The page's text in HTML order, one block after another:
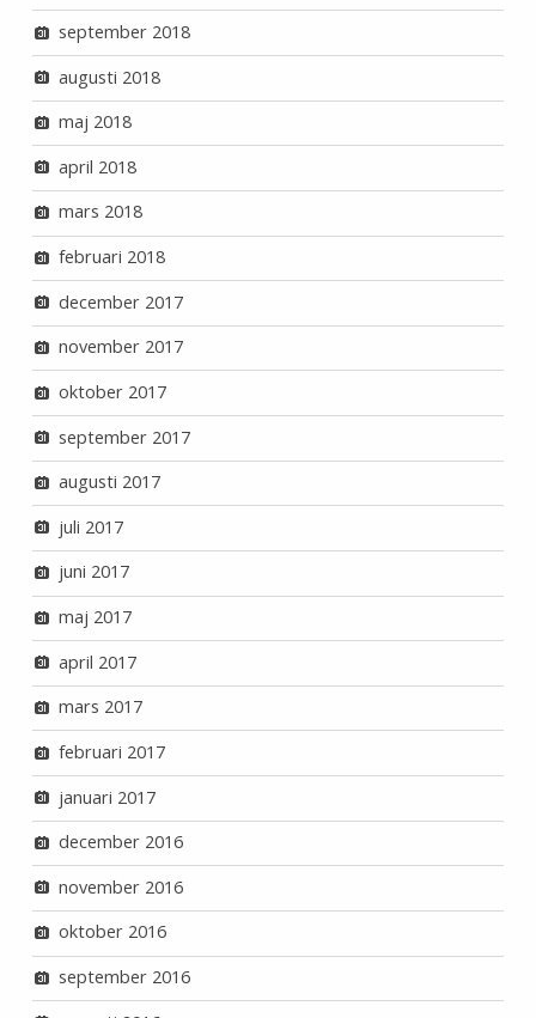
september 2018
augusti 2018
maj 2018
april 2018
mars 2018
februari 2018
december 2017
november 2017
oktober 2017
september 2017
augusti 2017
juli 2017
juni 2017
maj 2017
april 2017
mars 2017
februari 2017
januari 2017
december 2016
november 2016
oktober 2016
september 2016